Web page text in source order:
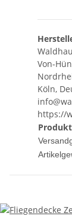
Von-
Köln,
https://